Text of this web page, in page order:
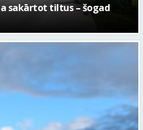
kultūras centram